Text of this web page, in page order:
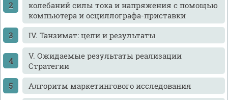
колебаний силы тока и напряжения с помощью
компьютера и осциллографа-приставки
IV. Танзимат: цели и результаты
V. Ожидаемые результаты реализации
Стратегии
Алгоритм маркетингового исследования